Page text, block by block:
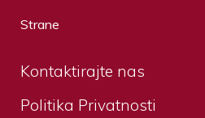
Strane
Kontaktirajte nas
Politika Privatnosti